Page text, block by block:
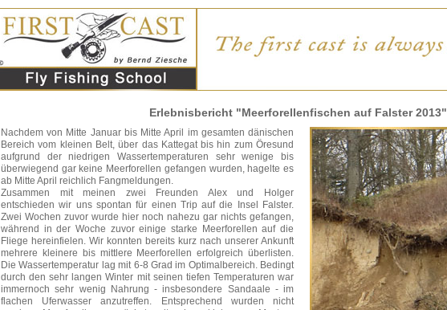
Erlebnisbericht "Meerforellenfischen auf Falster 2013"
Nachdem von Mitte Januar bis Mitte April im gesamten dänischen
Bereich vom kleinen Belt, über das Kattegat bis hin zum Öresund
aufgrund der niedrigen Wassertemperaturen sehr wenige bis
überwiegend gar keine Meerforellen gefangen wurden, hagelte es
ab Mitte April reichlich Fangmeldungen.
Zusammen mit meinen zwei Freunden Alex und Holger
entschieden wir uns spontan für einen Trip auf die Insel Falster.
Zwei Wochen zuvor wurde hier noch nahezu gar nichts gefangen,
während in der Woche zuvor einige starke Meerforellen auf die
Fliege hereinfielen. Wir konnten bereits kurz nach unserer Ankunft
mehrere kleinere bis mittlere Meerforellen erfolgreich überlisten.
Die Wassertemperatur lag mit 6-8 Grad im Optimalbereich. Bedingt
durch den sehr langen Winter mit seinen tiefen Temperaturen war
immernoch sehr wenig Nahrung - insbesondere Sandaale - im
flachen Uferwasser anzutreffen. Entsprechend wurden nicht